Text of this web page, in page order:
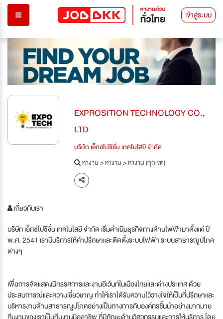
เข้าสู่ระบบ
EXPROSITION TECHNOLOGY CO.,
LTD
บริษัท เอ็กซ์โปซิชั่น เทคโนโลยี จำกัด
หางาน>หางาน>หางาน (ทุกเขต)
เกี่ยวกับเรา
บริษัท เอ็กซ์โปซิชั่น เทคโนโลยี จำกัด เริ่มดำเนินธุรกิจทางด้านไฟฟ้ามาตั้งแต่ ปี
พ.ศ. 2541 เรามีบริการให้คำปรึกษาและติดตั้งระบบไฟฟ้า ระบบสาธารณูปโภค
ต่างๆ
เพื่อการจัดแสดงนิทรรศการและงานอีเว้นท์ในเมืองไทยและต่างประเทศ ด้วย
ประสบการณ์และความเชี่ยวชาญ ทำให้เราได้รับความไว้วางใจให้เป็นที่ปรึกษาและ
บริหารงานด้านสาธารณูปโภคอย่างเป็นทางการกับองค์กรชั้นนำอย่างมากมาย